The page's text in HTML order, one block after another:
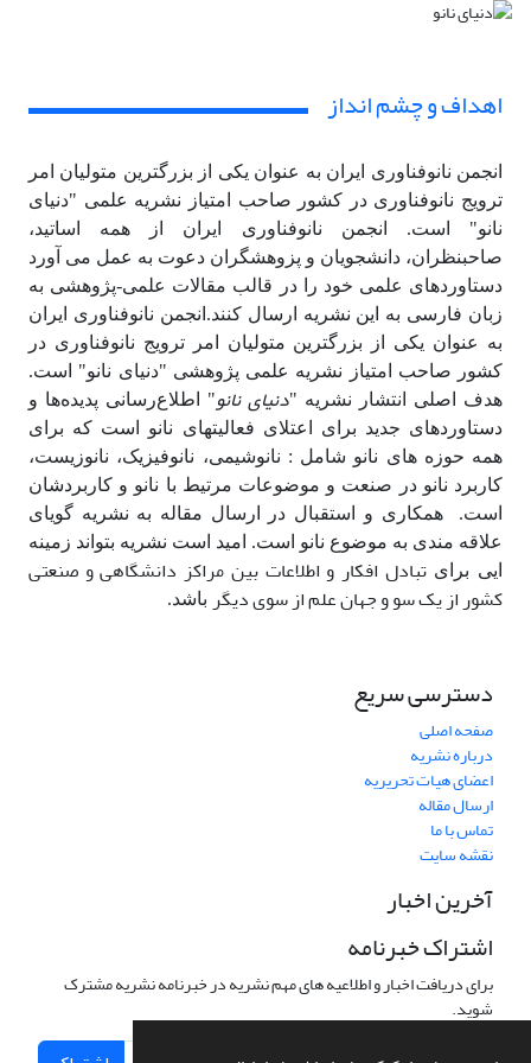
اهداف و چشم انداز
انجمن نانوفناوری ایران به عنوان یکی از بزرگترین متولیان امر
ترویج نانوفناوری در کشور صاحب امتیاز نشریه علمی "دنیای
نانو" است. انجمن نانوفناوری ایران از همه اساتید،
صاحبنظران، دانشجویان و پزوهشگران دعوت به عمل می آورد
دستاوردهای علمی خود را در قالب مقالات علمی-پژوهشی به
زبان فارسی به این نشریه ارسال کنند.انجمن نانوفناوری ایران
به عنوان یکی از بزرگترین متولیان امر ترویج نانوفناوری در
کشور صاحب امتیاز نشریه علمی پژوهشی "دنیای نانو" است.
هدف اصلی انتشار نشریه "دنیای نانو" اطلاع‌رسانی پدیده‌ها و
دستاوردهای جدید برای اعتلای فعالیتهای نانو است که برای
همه حوزه های نانو شامل : نانوشیمی، نانوفیزیک، نانوزیست،
کاربرد نانو در صنعت و موضوعات مرتیط با نانو و کاربردشان
است. همکاری و استقبال در ارسال مقاله به نشریه گویای
علاقه مندی به موضوع نانو است. امید است نشریه بتواند زمینه
ایی برایتبادل افکار و اطلاعات بین مراکز دانشگاهی و صنعتی
کشور از یک­ سو و جهان علم از سوی دیگر باشد.
دسترسی سریع
صفحه اصلی
درباره نشریه
اعضای هیات تحریریه
ارسال مقاله
تماس با ما
نقشه سایت
آخرین اخبار
اشتراک خبرنامه
برای دریافت اخبار و اطلاعیه های مهم نشریه در خبرنامه نشریه مشترک
شوید.